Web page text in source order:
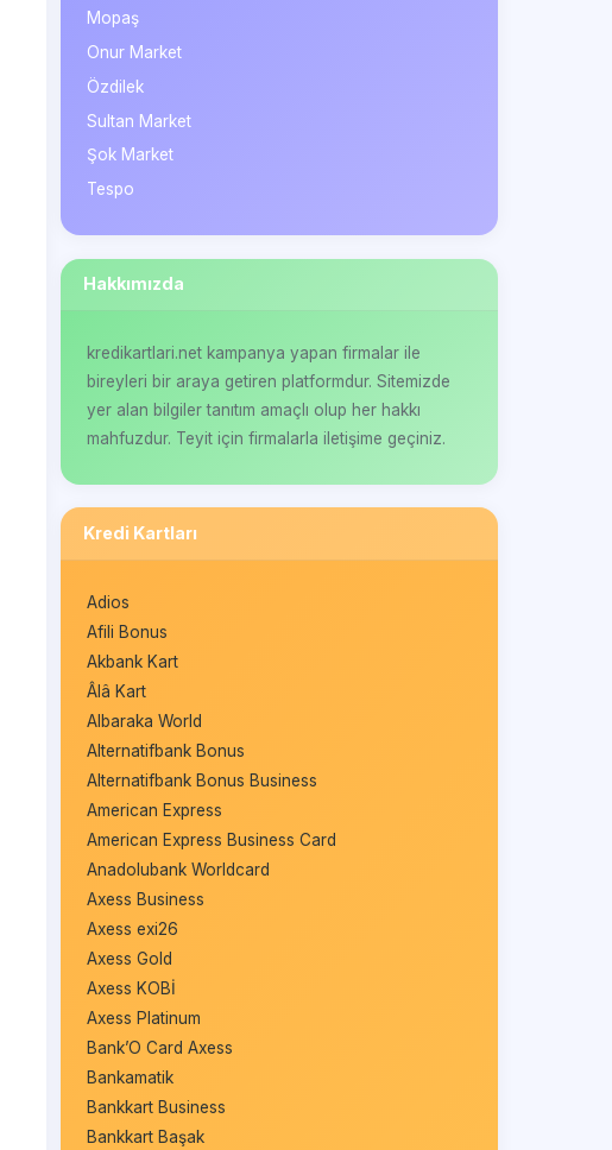
Mopaş
Onur Market
Özdilek
Sultan Market
Şok Market
Tespo
Hakkımızda
kredikartlari.net kampanya yapan firmalar ile
bireyleri bir araya getiren platformdur. Sitemizde
yer alan bilgiler tanıtım amaçlı olup her hakkı
mahfuzdur. Teyit için firmalarla iletişime geçiniz.
Kredi Kartları
Adios
Afili Bonus
Akbank Kart
Âlâ Kart
Albaraka World
Alternatifbank Bonus
Alternatifbank Bonus Business
American Express
American Express Business Card
Anadolubank Worldcard
Axess Business
Axess exi26
Axess Gold
Axess KOBİ
Axess Platinum
Bank’O Card Axess
Bankamatik
Bankkart Business
Bankkart Başak